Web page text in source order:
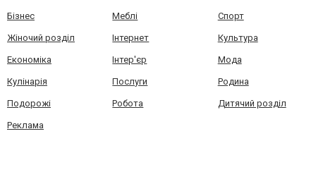
Бізнес Меблі Спорт
Жіночий розділ Інтернет Культура
Економіка Інтер'єр Мода
Кулінарія Послуги Родина
Подорожі Робота Дитячий розділ
Реклама